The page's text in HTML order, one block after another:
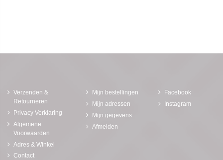
Verzenden &
Retourneren
Privacy Verklaring
Algemene
Voorwaarden
Adres & Winkel
Contact
Mijn bestellingen
Mijn adressen
Mijn gegevens
Afmelden
Facebook
Instagram